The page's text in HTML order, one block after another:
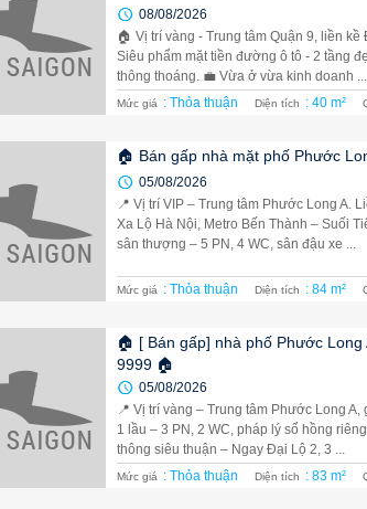
08/08/2026
🏠 Vị trí vàng - Trung tâm Quận 9, liền
Siêu phẩm mặt tiền đường ô tô - 2 tầng
thông thoáng. 💼 Vừa ở vừa kinh doanh ...
Mức giá : Thỏa thuận Diện tích : 40 m²
🏠 Bán gấp nhà mặt phố Phước
05/08/2026
📍 Vị trí VIP – Trung tâm Phước Long A.
Xa Lộ Hà Nội, Metro Bến Thành – Suối
sân thượng – 5 PN, 4 WC, sân đậu xe ...
Mức giá : Thỏa thuận Diện tích : 84 m²
🏠 [ Bán gấp] nhà phố Phước
9999 🏠
05/08/2026
📍 Vị trí vàng – Trung tâm Phước Long
1 lầu – 3 PN, 2 WC, pháp lý sổ hồng
thông siêu thuận – Ngay Đại Lộ 2, 3 ...
Mức giá : Thỏa thuận Diện tích : 83 m²